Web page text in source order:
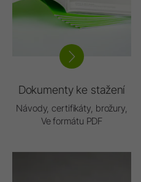
Dokumenty ke stažení
Návody, certifikáty, brožury,
Ve formátu PDF